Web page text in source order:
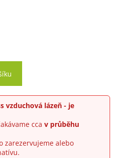
vzduchová lázeň - je
ccav průběhu
zarezervujeme alebo